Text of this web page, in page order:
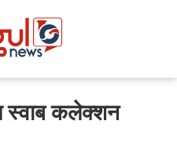
स्वाब कलेक्शन